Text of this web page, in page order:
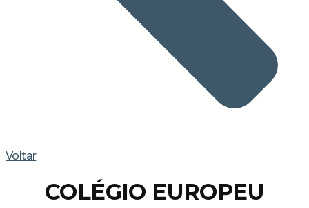
Voltar
COLÉGIO EUROPEU